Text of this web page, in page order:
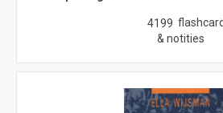
4199
& notities